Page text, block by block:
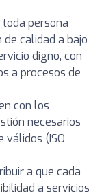
persona
calidad a bajo
digno, con
a procesos de
con los
necesarios
(ISO
a que cada
a servicios